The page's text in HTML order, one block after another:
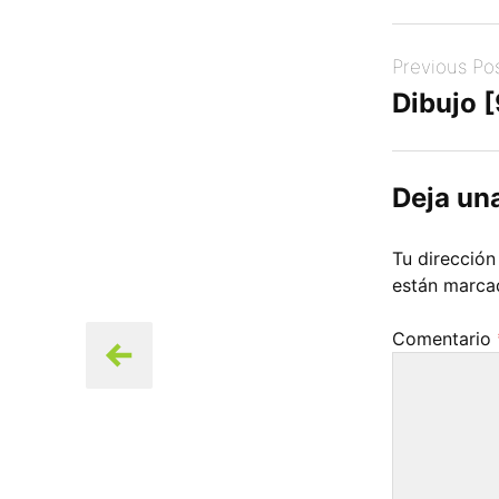
Previous
Dibujo
Deja
Tu
están
Comentario